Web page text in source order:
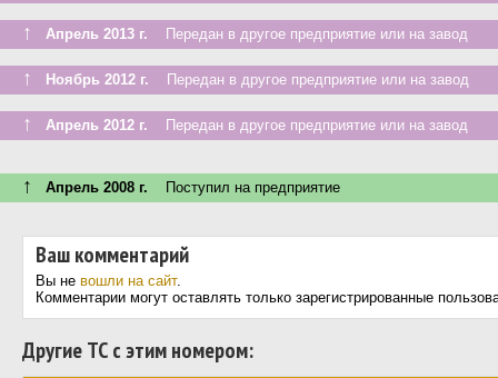
↑ Апрель 2013 г. Передан в другое предприятие или на завод
↑ Ноябрь 2012 г. Передан в другое предприятие или на завод
↑ Апрель 2012 г. Передан в другое предприятие или на завод
↑ Апрель 2008 г. Поступил на предприятие
Ваш комментарий
Вы не вошли на сайт.
Комментарии могут оставлять только зарегистрированные
Другие ТС с этим номером: